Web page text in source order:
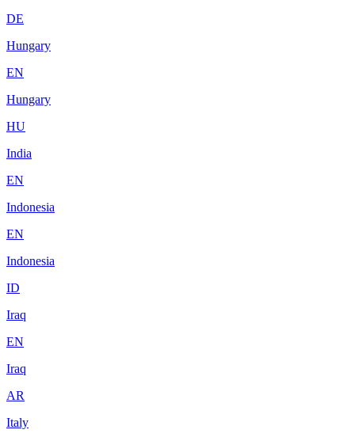
DE
Hungary
EN
Hungary
HU
India
EN
Indonesia
EN
Indonesia
ID
Iraq
EN
Iraq
AR
Italy